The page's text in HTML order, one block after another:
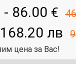
- 86.00 €
лв
цена за Вас!